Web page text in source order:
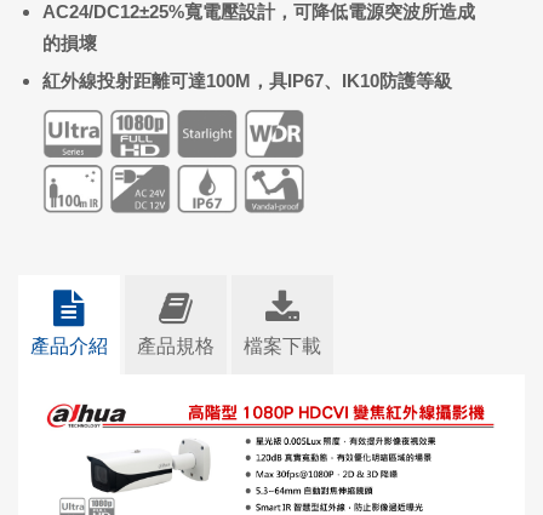
AC24/DC12±25%寬電壓設計，可降低電源突波所造成
的損壞
紅外線投射距離可達100M ，具IP67、 IK10防護等級
產品介紹 產品規格 檔案下載